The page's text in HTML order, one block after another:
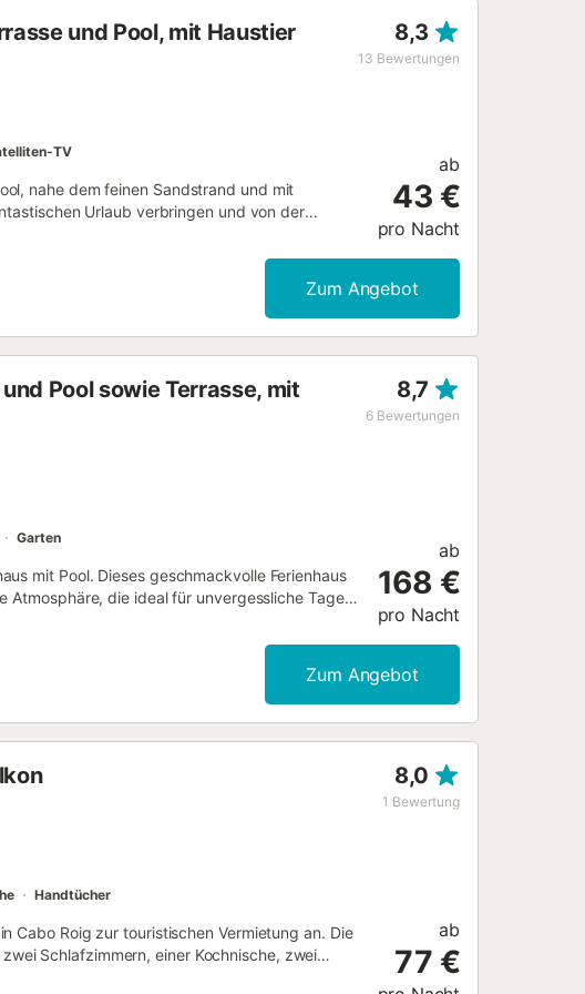
und Pool, mit Haustier 8,3
13 Bewertungen
TV
nahe dem feinen Sandstrand und mit
Urlaub verbringen und von der
an der Costa Blanca bietet Ihnen ein
und einem unvergesslichen
ab
43 €
pro Nacht
Zum Angebot
Pool sowie Terrasse, mit
8,7
6 Bewertungen
Garten
mit Pool. Dieses geschmackvolle Ferienhaus
Atmosphäre, die ideal für unvergessliche Tage
einladen. Erleben Sie erholsame
einem Sprung in den Swimmingpool – perfekt
mit Meerblick oder unternehmen Sie Ausflüge
eine kurze Autofahrt entfernt....
ab
168 €
pro Nacht
Zum Angebot
8,0
1 Bewertung
Handtücher
Cabo Roig zur touristischen Vermietung an. Die
Schlafzimmern, einer Kochnische, zwei
ab
77 €